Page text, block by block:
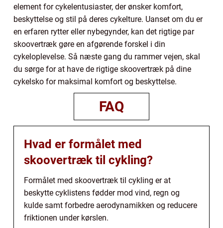
element for cykelentusiaster, der ønsker komfort,
beskyttelse og stil på deres cykelture. Uanset om du er
en erfaren rytter eller nybegynder, kan det rigtige par
skoovertræk gøre en afgørende forskel i din
cykeloplevelse. Så næste gang du rammer vejen, skal
du sørge for at have de rigtige skoovertræk på dine
cykelsko for maksimal komfort og beskyttelse.
FAQ
Hvad er formålet med
skoovertræk til cykling?
Formålet med skoovertræk til cykling er at
beskytte cyklistens fødder mod vind, regn og
kulde samt forbedre aerodynamikken og reducere
friktionen under kørslen.